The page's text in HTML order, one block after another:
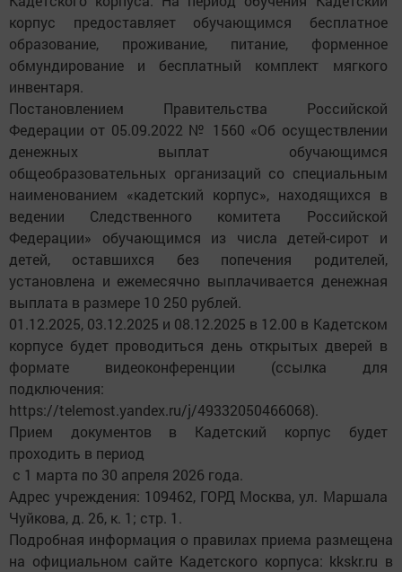
корпус предоставляет обучающимся бесплатное
образование, проживание, питание, форменное
обмундирование и бесплатный комплект мягкого
инвентаря.
Постановлением Правительства Российской
Федерации от 05.09.2022 № 1560 «Об осуществлении
денежных выплат обучающимся
общеобразовательных организаций со специальным
наименованием «кадетский корпус», находящихся в
ведении Следственного комитета Российской
Федерации» обучающимся из числа детей-сирот и
детей, оставшихся без попечения родителей,
установлена и ежемесячно выплачивается денежная
выплата в размере 10 250 рублей.
01.12.2025, 03.12.2025 и 08.12.2025 в 12.00 в Кадетском
корпусе будет проводиться день открытых дверей в
формате видеоконференции (ссылка для
подключения:
https://telemost.yandex.ru/j/49332050466068).
Прием документов в Кадетский корпус будет
проходить в период
с 1 марта по 30 апреля 2026 года.
Адрес учреждения: 109462, ГОРД Москва, ул. Маршала
Чуйкова, д. 26, к. 1; стр. 1.
Подробная информация о правилах приема размещена
на официальном сайте Кадетского корпуса: kkskr.ru в